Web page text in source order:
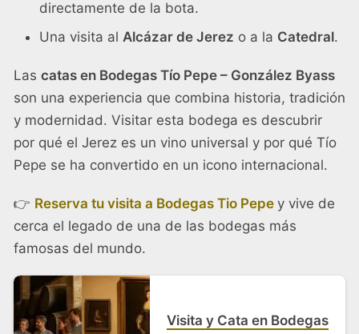
directamente de la bota.
Una visita al Alcázar de Jerez o a la Catedral.
Las catas en Bodegas Tío Pepe – González Byass
son una experiencia que combina historia, tradición
y modernidad. Visitar esta bodega es descubrir
por qué el Jerez es un vino universal y por qué Tío
Pepe se ha convertido en un icono internacional.
👉 Reserva tu visita a Bodegas Tio Pepe y vive de
cerca el legado de una de las bodegas más
famosas del mundo.
Visita y Cata en Bodegas